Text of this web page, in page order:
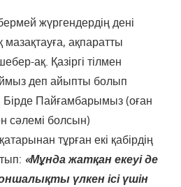
жүргендердің дені
мазақтауға, ақпаратты
ақ. Қазіргі тілмен
деп айыпты болып
Бірде Пайғамбарымыз (оған
сәлемі болсын)
тұрған екі қабірдің
«Мұнда жатқан екеуі де
үлкен ісі үшін